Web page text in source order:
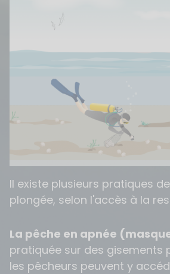
Il existe plusieurs pratiques
plongée, selon l'accès à la
La pêche en apnée
pratiquée sur des gisements
les pêcheurs peuvent y